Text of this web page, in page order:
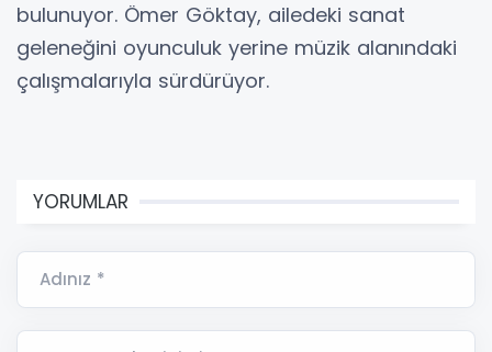
bulunuyor. Ömer Göktay, ailedeki sanat
geleneğini oyunculuk yerine müzik alanındaki
çalışmalarıyla sürdürüyor.
YORUMLAR
Adınız *